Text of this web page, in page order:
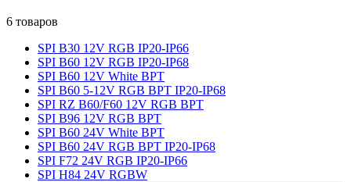
6 товаров
SPI B30 12V RGB IP20-IP66
SPI B60 12V RGB IP20-IP68
SPI B60 12V White BPT
SPI B60 5-12V RGB BPT IP20-IP68
SPI RZ B60/F60 12V RGB BPT
SPI B96 12V RGB BPT
SPI B60 24V White BPT
SPI B60 24V RGB BPT IP20-IP68
SPI F72 24V RGB IP20-IP66
SPI H84 24V RGBW